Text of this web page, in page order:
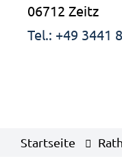
06712 Zeitz
Tel.: +49 3441
Startseite